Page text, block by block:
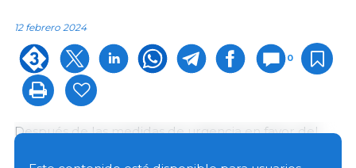
12 febrero 2024
0
Después de las medidas de urgencia en favor del